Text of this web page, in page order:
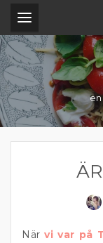
Närvi var på